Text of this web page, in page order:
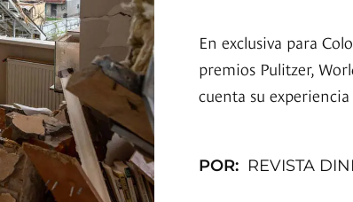
En exclusiva para
premios Pulitzer,
cuenta su
POR: REVISTA